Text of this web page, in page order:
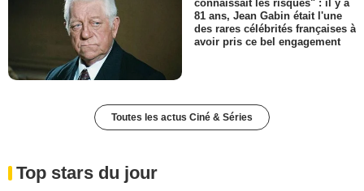
connaissait les risques" : il y a
81 ans, Jean Gabin était l'une
des rares célébrités françaises à
avoir pris ce bel engagement
Toutes les actus Ciné & Séries
Top stars du jour